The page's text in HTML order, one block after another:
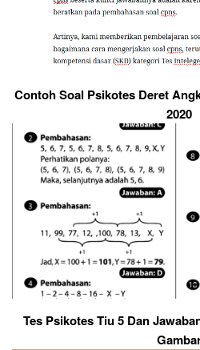
Contoh Soal Psikotes Deret
2020
Tes Psikotes Tiu 5 Dan